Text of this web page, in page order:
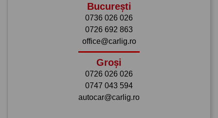
București
0736 026 026
0726 692 863
office@carlig.ro
Groși
0726 026 026
0747 043 594
autocar@carlig.ro